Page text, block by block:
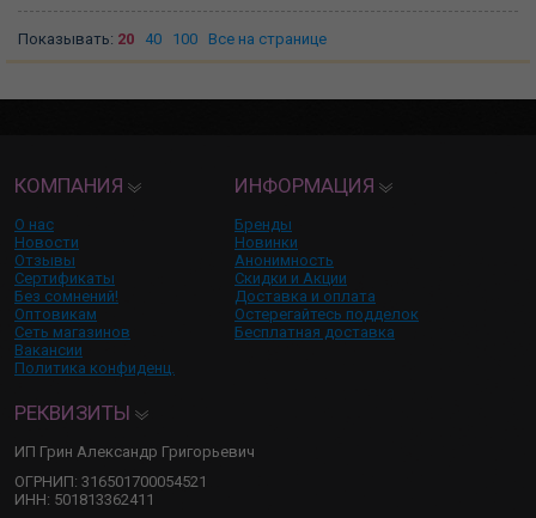
Показывать: 20 40 100 Все на странице
КОМПАНИЯ
О нас
Новости
Отзывы
Сертификаты
Без сомнений!
Оптовикам
Сеть магазинов
Вакансии
Политика конфиденц.
ИНФОРМАЦИЯ
Бренды
Новинки
Анонимность
Скидки и Акции
Доставка и оплата
Остерегайтесь подделок
Бесплатная доставка
РЕКВИЗИТЫ
ИП Грин Александр Григорьевич
ОГРНИП: 316501700054521
ИНН: 501813362411